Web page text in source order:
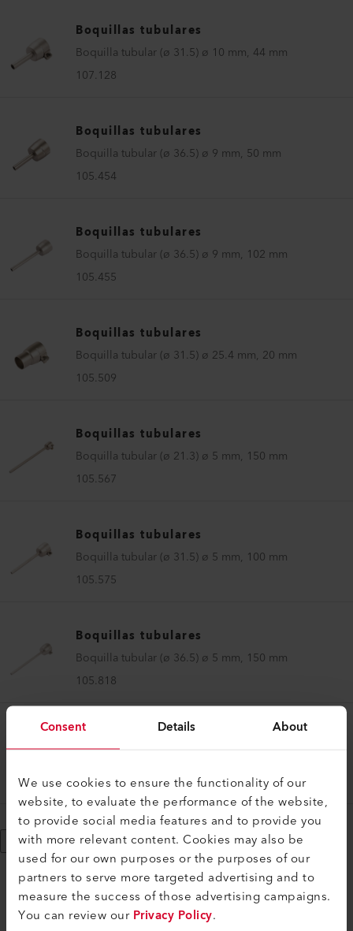
Consent Details About
We use cookies to ensure the functionality of our
website, to evaluate the performance of the website,
to provide social media features and to provide you
with more relevant content. Cookies may also be
used for our own purposes or the purposes of our
partners to serve more targeted advertising and to
measure the success of those advertising campaigns.
You can review ourPrivacy Policy.
Boquillas tubulares
Boquilla tubular (ø 31.5) ø 10 mm, 44 mm
107.128
Boquillas tubulares
Boquilla tubular (ø 36.5) ø 9 mm, 50 mm
105.454
Boquillas tubulares
Boquilla tubular (ø 36.5) ø 9 mm, 102 mm
105.455
Boquillas tubulares
Boquilla tubular (ø 31.5) ø 25.4 mm, 20 mm
105.509
Boquillas tubulares
Boquilla tubular (ø 21.3) ø 5 mm, 150 mm
105.567
Boquillas tubulares
Boquilla tubular (ø 31.5) ø 5 mm, 100 mm
105.575
Boquillas tubulares
Boquilla tubular (ø 36.5) ø 5 mm, 150 mm
105.818
Boquillas tubulares
105.819
Mostrar más